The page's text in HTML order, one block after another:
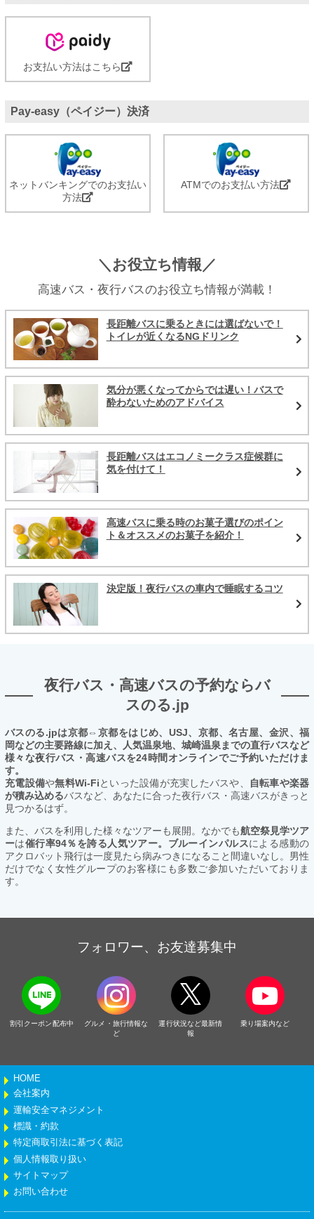
お支払い方法はこちら
Pay-easy（ペイジー）決済
ネットバンキングでのお支払い
方法
ATMでのお支払い方法
＼お役立ち情報／
高速バス・夜行バスのお役立ち情報が満載！
長距離バスに乗るときには選ばないで！
トイレが近くなるNGドリンク
気分が悪くなってからでは遅い！バスで
酔わないためのアドバイス
長距離バスはエコノミークラス症候群に
気を付けて！
高速バスに乗る時のお菓子選びのポイン
ト＆オススメのお菓子を紹介！
決定版！夜行バスの車内で睡眠するコツ
夜行バス・高速バスの予約ならバ
スのる.jp
バスのる.jpは京都⇔京都をはじめ、USJ、京都、名古屋、金沢、福
岡などの主要路線に加え、人気温泉地、城崎温泉までの直行バスなど
様々な夜行バス・高速バスを24時間オンラインでご予約いただけま
す。
充電設備や無料Wi-Fiといった設備が充実したバスや、
自転車や楽器
が積み込めるバスなど、あなたに合った夜行バス・高速バスがきっと
見つかるはず。
また、バスを利用した様々なツアーも展開。なかでも航空祭見学ツア
ーは催行率94％を誇る人気ツアー。ブルーインパルスによる感動の
アクロバット飛行は一度見たら病みつきになること間違いなし。男性
だけでなく女性グループのお客様にも多数ご参加いただいておりま
す。
フォロワー、お友達募集中
割引クーポン配布中
グルメ・旅行情報な
ど
運行状況など最新情
報
乗り場案内など
HOME
会社案内
運輸安全マネジメント
標識・約款
特定商取引法に基づく表記
個人情報取り扱い
サイトマップ
お問い合わせ